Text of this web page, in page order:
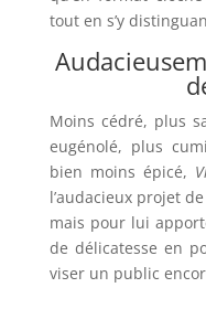
tout en s’y
Moins cédré, plus
eugénolé, plus
bien moins épicé,
l’audacieux projet
mais pour lui
de délicatesse en
viser un public